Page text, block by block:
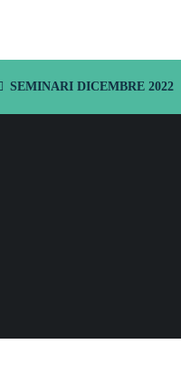
SEMINARI DICEMBRE 2022